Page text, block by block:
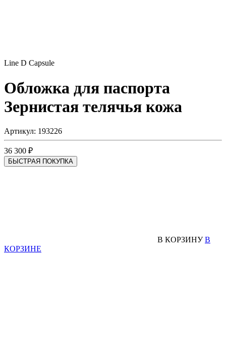
Line D Capsule
Обложка для паспорта
Зернистая телячья кожа
Артикул: 193226
36 300 ₽
БЫСТРАЯ ПОКУПКА
В КОРЗИНУ В
КОРЗИНЕ